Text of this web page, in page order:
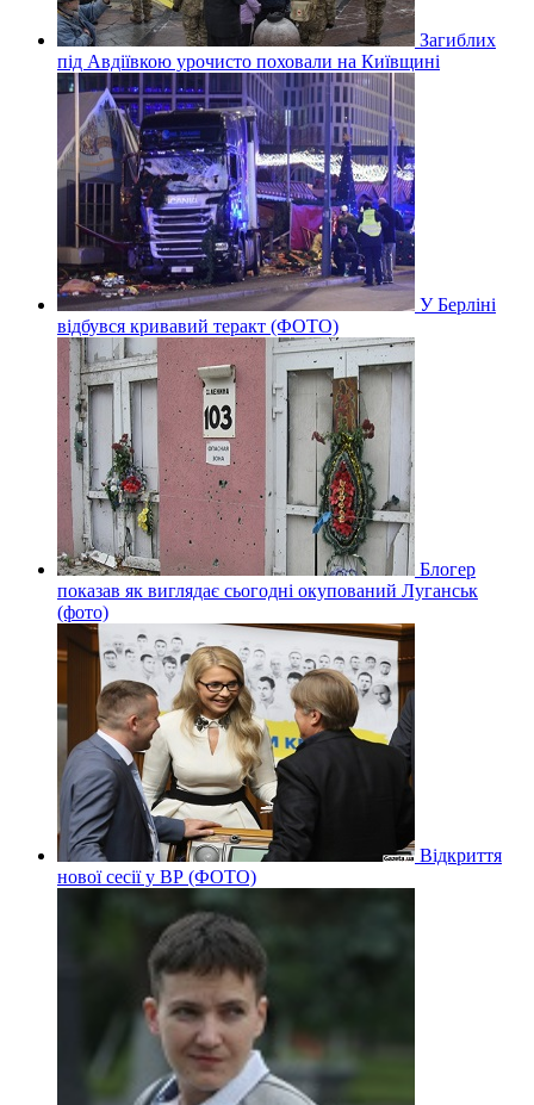
Загиблих
під Авдіївкою урочисто поховали на Київщині
У Берліні
відбувся кривавий теракт (ФОТО)
Блогер
показав як виглядає сьогодні окупований Луганськ
(фото)
Відкриття
нової сесії у ВР (ФОТО)